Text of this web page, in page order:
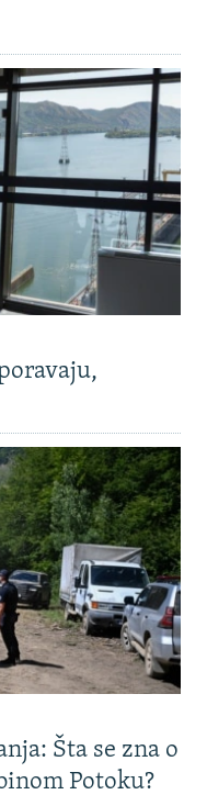
Šta se zna o
Potoku?